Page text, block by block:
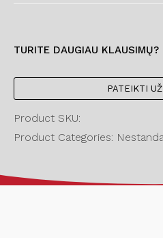
TURITE DAUGIAU KLAUSIMŲ?
PATEIKTI
Product SKU:
Product Categories: